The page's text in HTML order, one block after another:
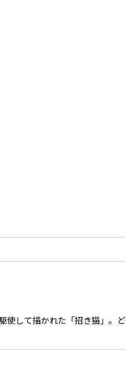
して描かれた「招き猫」。